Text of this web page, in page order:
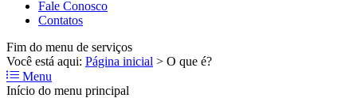
Fale Conosco
Contatos
Fim do menu de serviços
Você está aqui: Página inicial > O que é?
Menu
Início do menu principal